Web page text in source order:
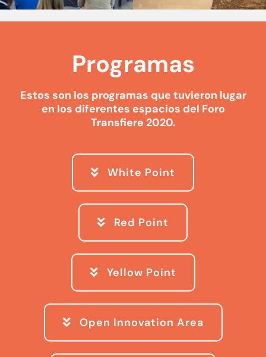
Programas
Estos son los programas que tuvieron lugar
en los diferentes espacios del Foro
Transfiere 2020.
White Point
Red Point
Yellow Point
Open Innovation Area